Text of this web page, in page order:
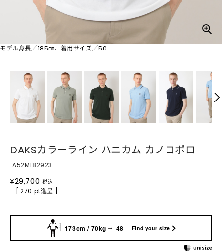
モデル身長／185㎝、着用サイズ／50
DAKSカラーライン ハニカム カノコポロ
A52M182923
¥29,700 税込
[ 270 pt進呈 ]
173cm / 70kg 48 Find your size